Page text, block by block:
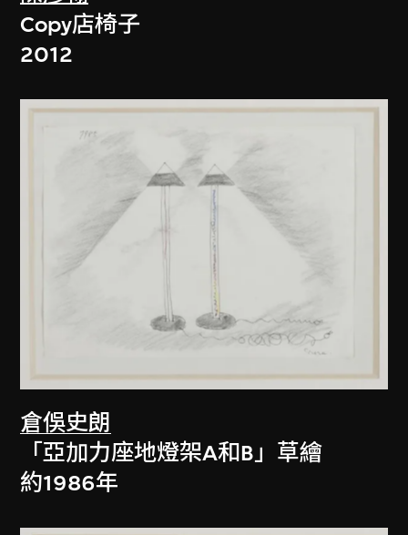
Copy店椅子
2012
倉俁史朗
「亞加力座地燈架A和B」草繪
約1986年